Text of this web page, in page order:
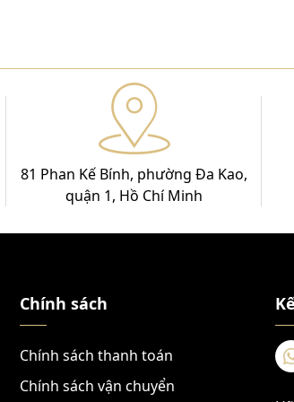
81 Phan Kế Bính, phường Đa Kao,
quận 1, Hồ Chí Minh
Chính sách
Chính sách thanh toán
Chính sách vận chuyển